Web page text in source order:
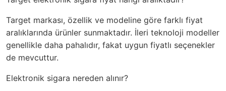
Target markası, özellik ve modeline göre farklı fiyat
aralıklarında ürünler sunmaktadır. İleri teknoloji modeller
genellikle daha pahalıdır, fakat uygun fiyatlı seçenekler
de mevcuttur.
Elektronik sigara nereden alınır?